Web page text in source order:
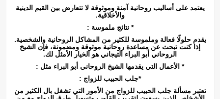
يعتمد على أساليب روحانية آمنة وموثوقة لا تتعارض بين القيم الدينية
والأخلاقية.
* نتائج ملموسة :
يقدم حلولًا فعالة وملموسة للكثير من المشاكل الروحانية والشخصية.
إذا كنت تبحث عن مساعدة روحانية موثوقة ومضمونة، فإن الشيخ
الروحاني أبو البراء التيجاني هو الخيار الأمثل لك.
* الأعمال التي يقدمها الشيخ الروحاني أبو البراء مثل :
*جلب الحبيب للزواج :
تعتبر مسألة جلب الحبيب للزواج من الأمور التي تشغل بال الكثير من